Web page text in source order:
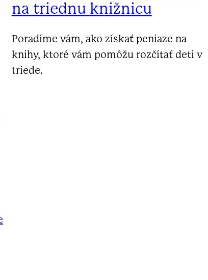
na triednu knižnicu
Poradíme vám, ako získať peniaze na
knihy, ktoré vám pomôžu rozčítať deti v
triede.